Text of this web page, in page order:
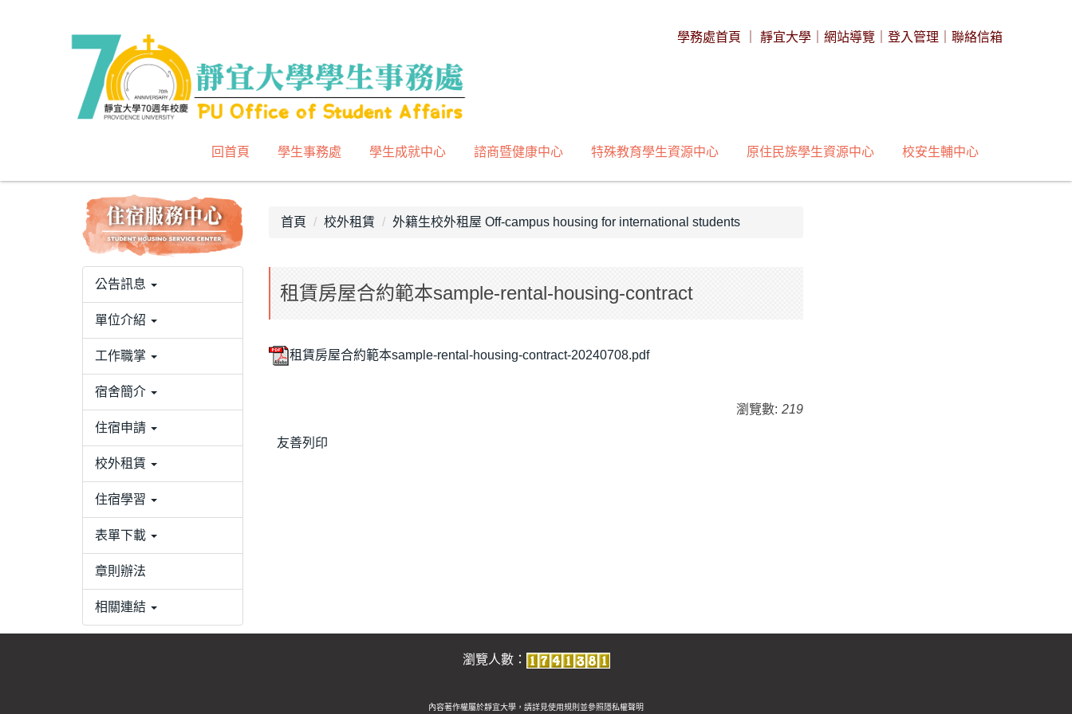
學務處首頁 靜宜大學 網站導覽 登入管理 聯絡信箱
回首頁 學生事務處 學生成就中心 諮商暨健康中心 特殊教育學生資源中心 原住民族學生資源中心 校安生輔中心
公告訊息
單位介紹
工作職掌
宿舍簡介
住宿申請
校外租賃
住宿學習
表單下載
章則辦法
相關連結
首頁 校外租賃 外籍生校外租屋 Off-campus housing for international students
租賃房屋合約範本sample-rental-housing-contract
租賃房屋合約範本sample-rental-housing-contract-20240708.pdf
瀏覽數: 219
友善列印
瀏覽人數：
內容著作權屬於靜宜大學，請詳見使用規則並參照隱私權聲明